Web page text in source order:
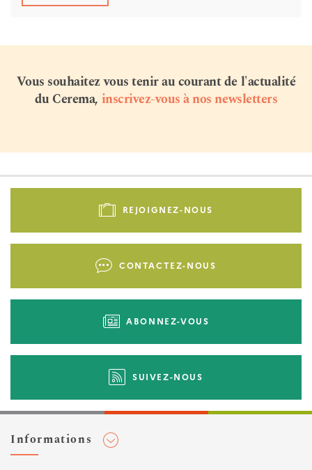
Vous souhaitez vous tenir au courant de l'actualité
du Cerema, inscrivez-vous à nos newsletters
Pied
-
REJOIGNEZ-NOUS
CONTACTEZ-NOUS
ABONNEZ-VOUS
SUIVEZ-NOUS
Informations